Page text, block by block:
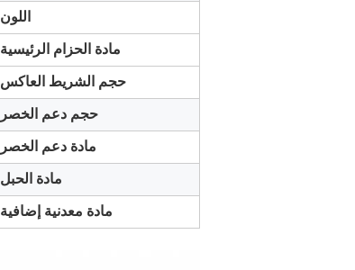
اللون
مادة الحزام الرئيسية
حجم الشريط العاكس
حجم دعم الخصر
مادة دعم الخصر
مادة الحبل
مادة معدنية إضافية